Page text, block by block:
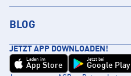
BLOG
JETZT APP DOWNLOADEN!
Laden im
App Store
Jetzt bei
Google Play